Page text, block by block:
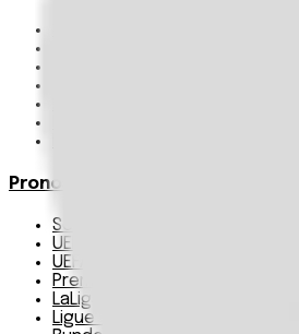
Pronostici
Serie A
UEFA Champions League Teams
UEFA Europa League Teams
Premier League
LaLiga
Ligue 1